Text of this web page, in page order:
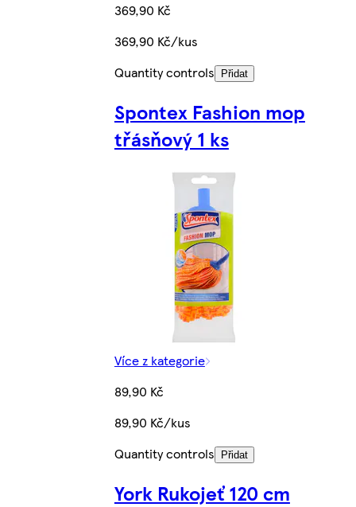
369,90 Kč
369,90 Kč/kus
Quantity controls
Přidat
Spontex Fashion mop
třásňový 1 ks
Více z kategorie
89,90 Kč
89,90 Kč/kus
Quantity controls
Přidat
York Rukojeť 120 cm